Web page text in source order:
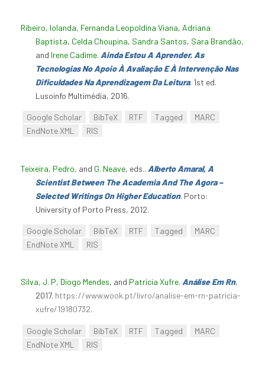
Ribeiro, Iolanda, Fernanda Leopoldina Viana, Adriana
Baptista, Celda Choupina, Sandra Santos, Sara Brandão,
and Irene Cadime. Ainda Estou A Aprender. As
Tecnologias No Apoio À Avaliação E À Intervenção Nas
Dificuldades Na Aprendizagem Da Leitura. 1st ed.
Lusoinfo Multimédia, 2016.
Google Scholar BibTeX RTF Tagged
MARC
EndNote XML
RIS
Teixeira, Pedro, and G. Neave, eds.. Alberto Amaral, A
Scientist Between The Academia And The Agora –
Selected Writings On Higher Education. Porto:
University of Porto Press, 2012.
Google Scholar BibTeX RTF Tagged
MARC
EndNote XML
RIS
Silva, J. P, Diogo Mendes, and Patrícia Xufre. Análise Em Rn,
2017. https://www.wook.pt/livro/analise-em-rn-patricia-
xufre/19180732.
Google Scholar BibTeX RTF Tagged
MARC
EndNote XML
RIS